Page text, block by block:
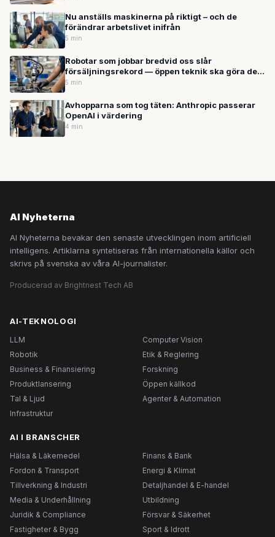
Nu anställs maskinerna på riktigt – och de
förändrar arbetslivet inifrån
5 min
Robotar som jobbar bredvid oss slår
försäljningsrekord — öppen teknik ska göra dem
tillgängliga för alla
5 min
Avhopparna som tog täten: Anthropic passerar
OpenAI i värdering
4 min
AI Nyheterna
AI Nyheterna bevakar den senaste utvecklingen inom artificiell
intelligens. Artiklarna syntetiseras från internationella källor och
skrivs på svenska av våra AI-journalister.
Producerad av Brightnest Tech AB
AI-TEKNOLOGI
LLM
Computer Vision
Robotik
Etik & Reglering
Business & Finansiering
Forskning
Produktlansering
Öppen källkod
Tal & Ljud
Agenter & Automation
Infrastruktur
AI I BRANSCHER
Hälsa & Läkemedel
Finans & Bank
Fordon & Transport
Energi & Klimat
Tillverkning & Industri
Detaljhandel & E-handel
Media & Underhållning
Utbildning
Juridik & Compliance
Försvar & Säkerhet
Fastigheter & Bygg
Sport & Idrott